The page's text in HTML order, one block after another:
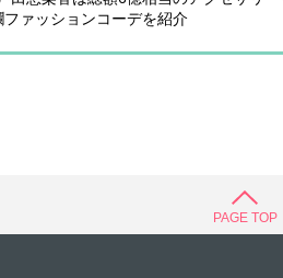
ァッションコーデを紹介
PAGE TOP